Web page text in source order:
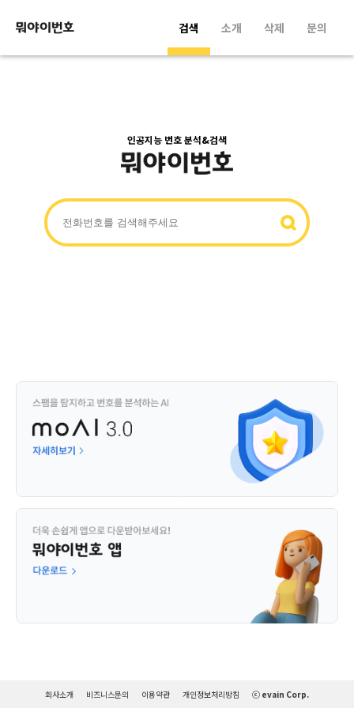
검색 소개 삭제 문의
인공지능 번호 분석&검색
회사소개 비즈니스문의 이용약관 개인정보처리방침 ⓒ evain Corp.